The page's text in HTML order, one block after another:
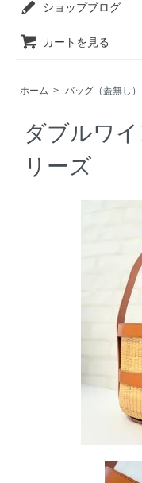
ショップブログ
カートを見る
ホーム > バッグ（蓋無し）
ダブルワ
リーズ